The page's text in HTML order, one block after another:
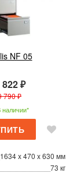
NF 05
₽
790 ₽
наличии*
1634 x 470 x 630 мм
73 кг